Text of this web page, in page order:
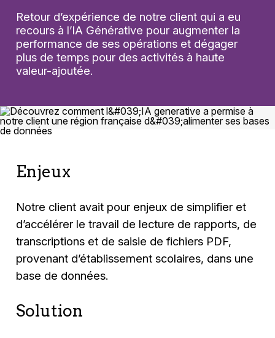
Retour d’expérience de notre client qui a eu
recours à l’IA Générative pour augmenter la
performance de ses opérations et dégager
plus de temps pour des activités à haute
valeur-ajoutée.
Enjeux
Notre client avait pour enjeux de simplifier et
d’accélérer le travail de lecture de rapports, de
transcriptions et de saisie de fichiers PDF,
provenant d’établissement scolaires, dans une
base de données.
Solution